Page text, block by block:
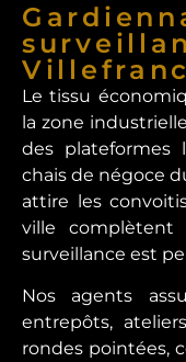
Le tissu
la zone
des plateformes
chais de négoce
attire les
ville
surveillance est
Nos agents
entrepôts,
rondes pointées,